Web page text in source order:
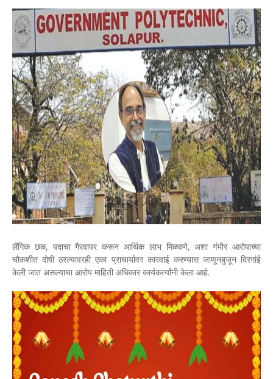
लैंगिक छळ, पदाचा गैरवापर करून आर्थिक लाभ मिळवणे, अशा गंभीर आरोपाच्या
चौकशीत दोषी ठरल्यावरही एका प्राचार्यावर कारवाई करण्यास जाणूनबुजून दिरगांई
केली जात असल्याचा आरोप माहिती अधिकार कार्यकर्त्यांनी केला आहे.